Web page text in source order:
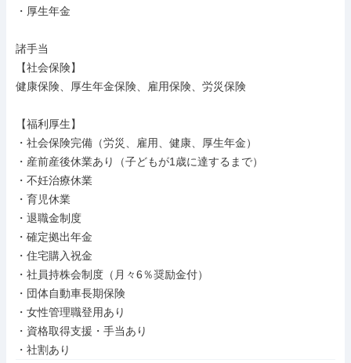
・厚生年金
諸手当
【社会保険】
健康保険、厚生年金保険、雇用保険、労災保険
【福利厚生】
・社会保険完備（労災、雇用、健康、厚生年金）
・産前産後休業あり（子どもが1歳に達するまで）
・不妊治療休業
・育児休業
・退職金制度
・確定拠出年金
・住宅購入祝金
・社員持株会制度（月々6％奨励金付）
・団体自動車長期保険
・女性管理職登用あり
・資格取得支援・手当あり
・社割あり